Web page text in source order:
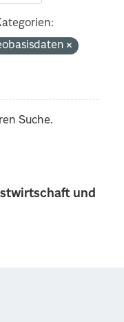
und
Suche.